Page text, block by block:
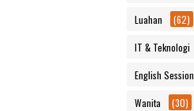
Luahan (62)
IT & Teknologi
English Session
Wanita (30)